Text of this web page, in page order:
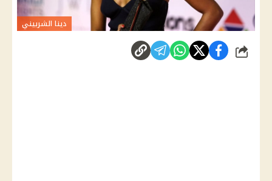
دينا الشربيني
شارك